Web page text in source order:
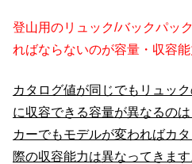
登山用のリュック/バックパッ
ればならないのが容量・収容
カタログ値が同じでもリュッ
に収容できる容量が異なるの
カーでもモデルが変わればカ
際の収容能力は異なってきます